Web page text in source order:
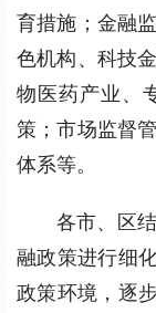
育措施；金融
色机构、科技
物医药产业、
策；市场监督
体系等。
各市、区
融政策进行细
政策环境，逐